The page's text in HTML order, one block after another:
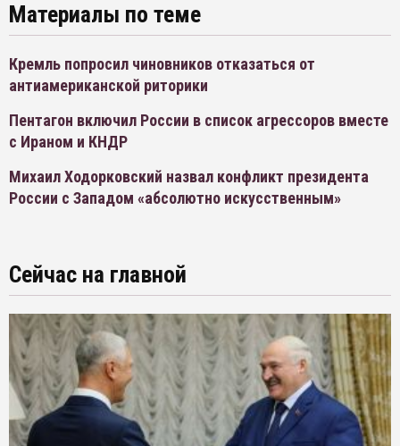
Материалы по теме
Кремль попросил чиновников отказаться от
антиамериканской риторики
Пентагон включил России в список агрессоров вместе
с Ираном и КНДР
Михаил Ходорковский назвал конфликт президента
России с Западом «абсолютно искусственным»
Сейчас на главной